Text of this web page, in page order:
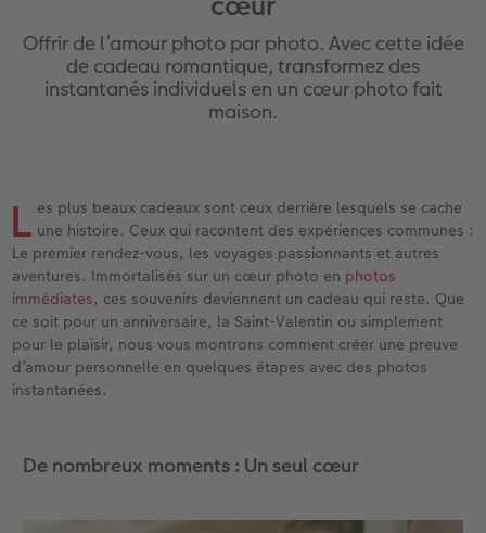
Étui personnalisé
Pochette souvenirs
LIVRE PHOTO CEWE Bébé
Premières étapes
Possibilités de commande
Exemples
Témoignages clients
CEWE myPhotos
Tirages photo sur papier recyclé
Poster premium
Lot de photos
Tirages immédiats
Photo d’identité biométrique
Accessoires
CEWE myPhotos
Affiche carte personnalisée
Pêle-mêle
Photo sur alu-dibond
Photo sur bois
Tableau photo Prestige
Photo sur carton mousse
Conseils décoration murale
Autres occasions
Cartes à rabat
Cartes photo
Carte à l’unité
CEWE myPhotos
École et bureau
Animaux de compagnie
Tirages créatifs
Boîte cadeau photo
Idées de cadeaux
Carte cadeau CEWE
Boîte à friandises personnalisée
Coques en silicone
Coques en polycarbonate
Coques en cuir
Coques avec cordon
Avec design
CEWE myPhotos
Calendriers muraux avec design
Calendrier mural A4
Calendrier mural A4 Panorama
Calendrier de bureau carré
CEWE myPhotos
Accessoires
pour l’anniversaire
Cadeaux de fête des mères
Cadeaux pour le départ
pour les jeunes mariés
pour l’EVJF
Livre de l’année
Concours photos
Magazine CEWE
Offrir de l’amour photo par photo. Avec cette idée
de cadeau romantique, transformez des
instantanés individuels en un cœur photo fait
maison.
L es plus beaux cadeaux sont ceux derrière lesquels se cache
une histoire. Ceux qui racontent des expériences communes :
Le premier rendez-vous, les voyages passionnants et autres
aventures. Immortalisés sur un cœur photo en photos
immédiates, ces souvenirs deviennent un cadeau qui reste. Que
ce soit pour un anniversaire, la Saint-Valentin ou simplement
pour le plaisir, nous vous montrons comment créer une preuve
d’amour personnelle en quelques étapes avec des photos
instantanées.
De nombreux moments : Un seul cœur